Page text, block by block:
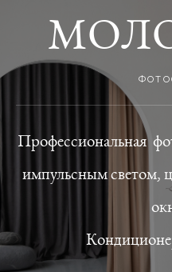
Профессиональная
импульсным светом,